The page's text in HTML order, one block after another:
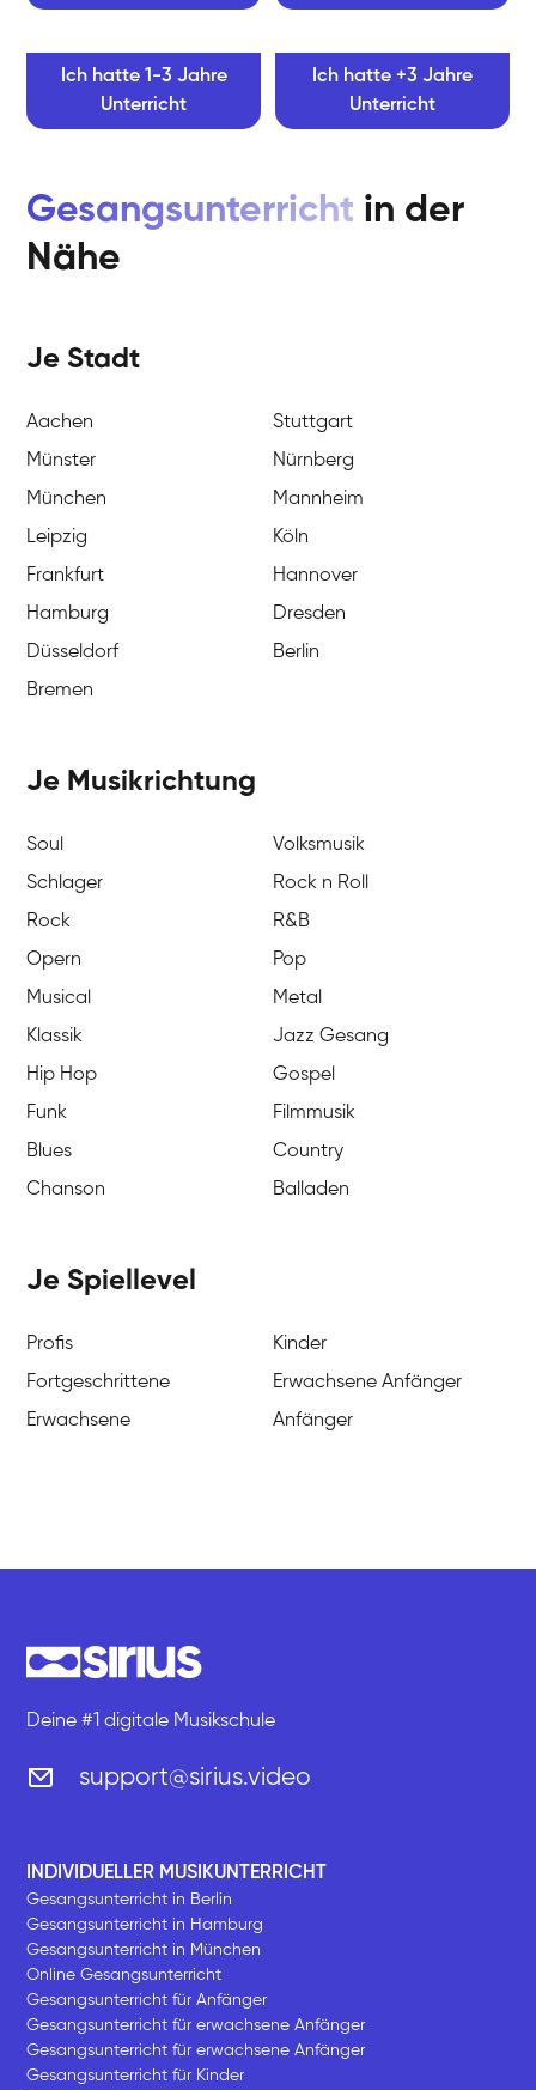
Ich hatte 1-3 Jahre
Unterricht
Ich hatte +3 Jahre
Unterricht
Gesangsunterricht in der
Nähe
Je Stadt
Aachen
Stuttgart
Münster
Nürnberg
München
Mannheim
Leipzig
Köln
Frankfurt
Hannover
Hamburg
Dresden
Düsseldorf
Berlin
Bremen
Je Musikrichtung
Soul
Volksmusik
Schlager
Rock n Roll
Rock
R&B
Opern
Pop
Musical
Metal
Klassik
Jazz Gesang
Hip Hop
Gospel
Funk
Filmmusik
Blues
Country
Chanson
Balladen
Je Spiellevel
Profis
Kinder
Fortgeschrittene
Erwachsene Anfänger
Erwachsene
Anfänger
Deine #1 digitale Musikschule
support@sirius.video
INDIVIDUELLER MUSIKUNTERRICHT
Gesangsunterricht in Berlin
Gesangsunterricht in Hamburg
Gesangsunterricht in München
Online Gesangsunterricht
Gesangsunterricht für Anfänger
Gesangsunterricht für erwachsene Anfänger
Gesangsunterricht für erwachsene Anfänger
Gesangsunterricht für Kinder